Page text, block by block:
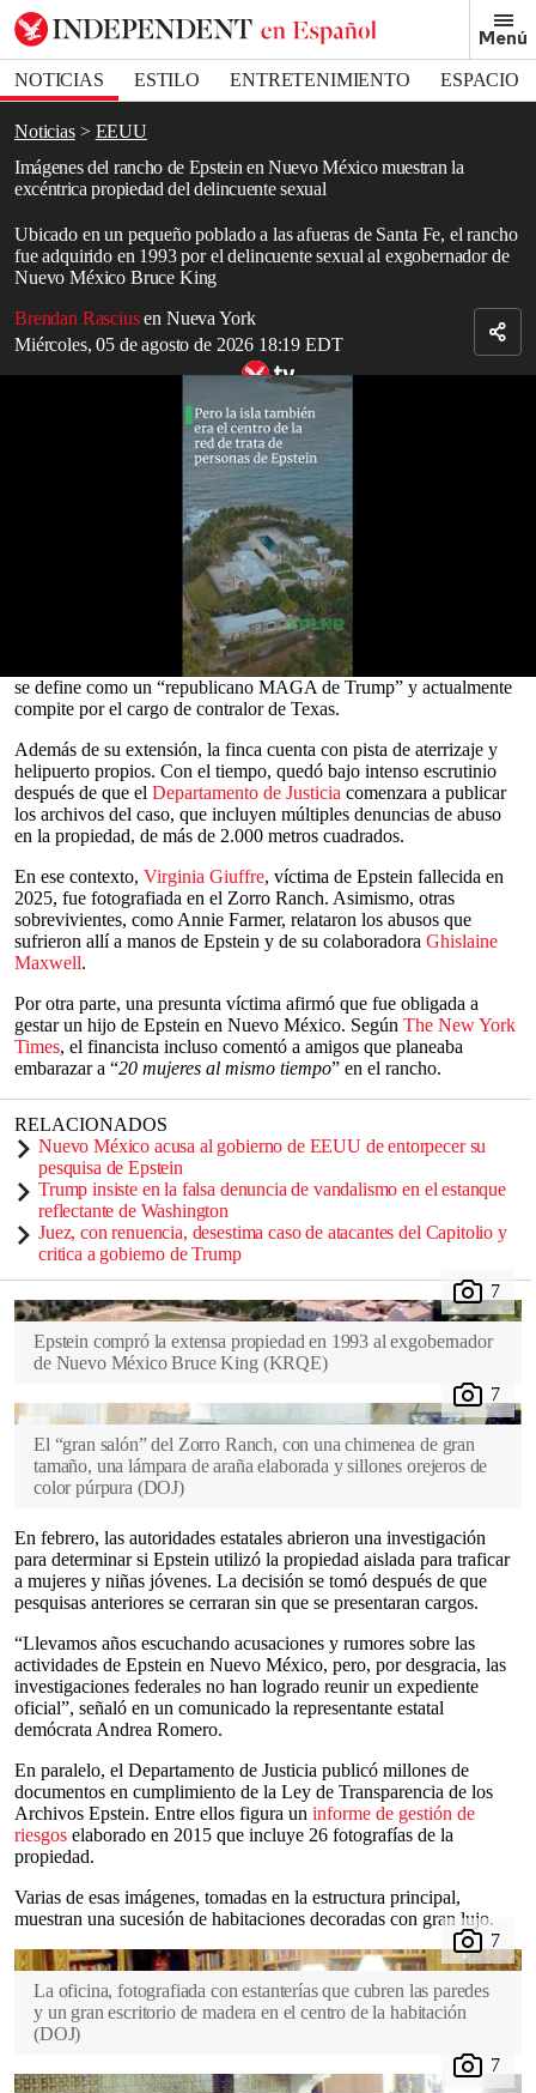
Menú
NOTICIAS ESTILO ENTRETENIMIENTO
ESPACIO
DEPORTES
Noticias
EEUU
Imágenes del rancho de Epstein en Nuevo México muestran la
excéntrica propiedad del delincuente sexual
Ubicado en un pequeño poblado a las afueras de Santa Fe, el rancho
fue adquirido en 1993 por el delincuente sexual al exgobernador de
Nuevo México Bruce King
Brendan Rascius en Nueva York
Miércoles, 05 de agosto de 2026 18:19 EDT
Bookmark popover
Removed from bookmarks
Close popover
seconds
seconds
Tema relacionado: repaso de todos los detalles escalofriantes de la
ofrecen una mirada poco habitual al interior del
Jeffrey Epstein, enNuevo México
distinguen salones imponentes y una decoración excéntrica.
El rancho, ubicado en un pequeño poblado a las afueras de Santa
Fe, fue adquirido en 1993 al exgobernador de Nuevo México
Bruce King. Tras la muerte de Epstein en 2019, la propiedad pasó
a manos del empresario y políticotexano Donald Huffines, quien
se define como un “republicano MAGA de Trump” y actualmente
compite por el cargo de contralor de Texas.
Además de su extensión, la finca cuenta con pista de aterrizaje y
helipuerto propios. Con el tiempo, quedó bajo intenso escrutinio
después de que el Departamento de Justicia comenzara a publicar
los archivos del caso, que incluyen múltiples denuncias de abuso
en la propiedad, de más de 2.000 metros cuadrados.
En ese contexto, Virginia Giuffre, víctima de Epstein fallecida en
2025, fue fotografiada en el Zorro Ranch. Asimismo, otras
sobrevivientes, como Annie Farmer, relataron los abusos que
sufrieron allí a manos de Epstein y de su colaboradora Ghislaine
Maxwell.
Por otra parte, una presunta víctima afirmó que fue obligada a
gestar un hijo de Epstein en Nuevo México. Según The New York
Times, el financista incluso comentó a amigos que planeaba
embarazar a “20 mujeres al mismo tiempo” en el rancho.
RELACIONADOS
Nuevo México acusa al gobierno de EEUU de entorpecer su
pesquisa de Epstein
Trump insiste en la falsa denuncia de vandalismo en el estanque
reflectante de Washington
Juez, con renuencia, desestima caso de atacantes del Capitolio y
critica a gobierno de Trump
Epstein compró la extensa propiedad en 1993 al exgobernador
de Nuevo México Bruce King (KRQE)
El “gran salón” del Zorro Ranch, con una chimenea de gran
tamaño, una lámpara de araña elaborada y sillones orejeros de
color púrpura (DOJ)
En febrero, las autoridades estatales abrieron una investigación
para determinar si Epstein utilizó la propiedad aislada para traficar
a mujeres y niñas jóvenes. La decisión se tomó después de que
pesquisas anteriores se cerraran sin que se presentaran cargos.
“Llevamos años escuchando acusaciones y rumores sobre las
actividades de Epstein en Nuevo México, pero, por desgracia, las
investigaciones federales no han logrado reunir un expediente
oficial”, señaló en un comunicado la representante estatal
demócrata Andrea Romero.
En paralelo, el Departamento de Justicia publicó millones de
documentos en cumplimiento de la Ley de Transparencia de los
Archivos Epstein. Entre ellos figura un informe de gestión de
riesgos elaborado en 2015 que incluye 26 fotografías de la
propiedad.
Varias de esas imágenes, tomadas en la estructura principal,
muestran una sucesión de habitaciones decoradas con gran lujo.
La oficina, fotografiada con estanterías que cubren las paredes
y un gran escritorio de madera en el centro de la habitación
(DOJ)